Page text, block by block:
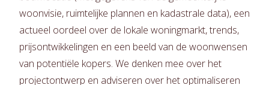
woonvisie, ruimtelijke plannen en kadastrale data), een
actueel oordeel over de lokale woningmarkt, trends,
prijsontwikkelingen en een beeld van de woonwensen
van potentiële kopers. We denken mee over het
projectontwerp en adviseren over het optimaliseren